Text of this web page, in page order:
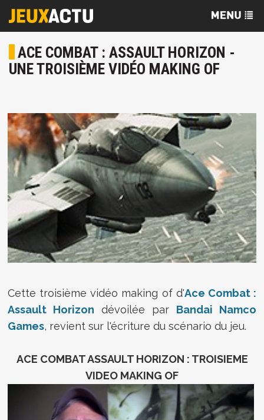
ACE COMBAT : ASSAULT HORIZON -
UNE TROISIÈME VIDÉO MAKING OF
Cette troisième vidéo making of d'Ace Combat :
Assault Horizon dévoilée par Bandai Namco
Games, revient sur l'écriture du scénario du jeu.
ACE COMBAT ASSAULT HORIZON : TROISIEME
VIDEO MAKING OF